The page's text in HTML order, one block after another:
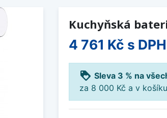
Kuchyňská
4 761 Kč s DPH
loyalty Sleva 3 % na
za 8 000 Kč a v